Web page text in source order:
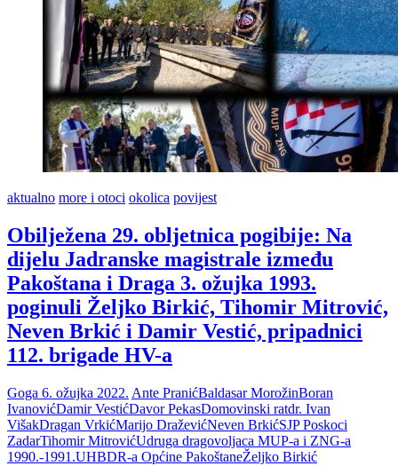
aktualno more i otoci okolica povijest
Obilježena 29. obljetnica pogibije: Na
dijelu Jadranske magistrale između
Pakoštana i Draga 3. ožujka 1993.
poginuli Željko Birkić, Tihomir Mitrović,
Neven Brkić i Damir Vestić, pripadnici
112. brigade HV-a
Goga 6. ožujka 2022. Ante PranićBaldasar MorožinBoran
IvanovićDamir VestićDavor PekasDomovinski ratdr. Ivan
VišakDragan VrkićMarijo DraževićNeven BrkićSJP Poskoci
ZadarTihomir MitrovićUdruga dragovoljaca MUP-a i ZNG-a
1990.-1991.UHBDR-a Općine PakoštaneŽeljko Birkić